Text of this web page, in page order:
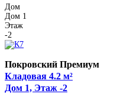
Дом
Дом 1
Этаж
-2
Покровский Премиум
Кладовая 4.2 м²
Дом 1, Этаж -2